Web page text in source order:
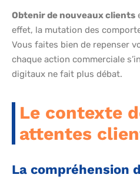
Obtenir de nouveaux clients
effet, la mutation des
Vous faites bien de repenser
chaque action commerciale
digitaux ne fait plus débat.
Le contexte
attentes
La compréhension